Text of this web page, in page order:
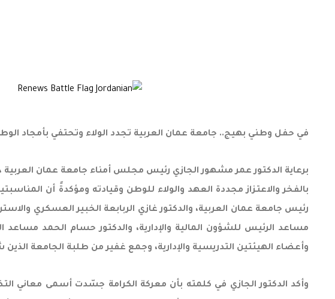
في حفل وطني بهيج.. جامعة عمان العربية تجدد الولاء وتحتفي بأمجاد
برعاية الدكتور عمر مشهور الجازي رئيس مجلس أمناء جامعة عمان العربية
بالفخر والاعتزاز مجددة العهد والولاء للوطن وقيادته ومؤكدةً أن
رئيس جامعة عمان العربية، والدكتور غازي الربابعة الخبير العسكري
مساعد الرئيس للشؤون المالية والإدارية، والدكتور حسام الحمد
وأعضاء الهيئتين التدريسية والإدارية، وجمع غفير من طلبة الجامعة الذين
وأكد الدكتور الجازي في كلمته بأن معركة الكرامة جسّدت أسمى معاني